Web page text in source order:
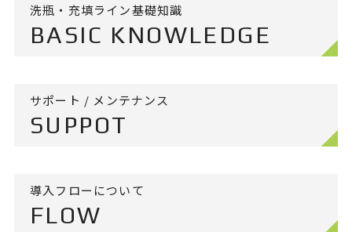
洗瓶・充填ライン基礎知識
BASIC KNOWLEDGE
サポート / メンテナンス
SUPPOT
導入フローについて
FLOW